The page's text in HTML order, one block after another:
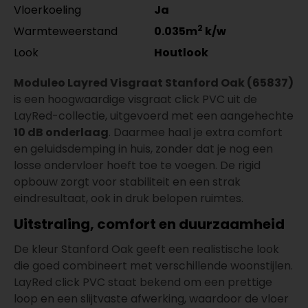
Vloerkoeling
Ja
Warmteweerstand
0.035m2 k/w
Look
Houtlook
Moduleo Layred Visgraat Stanford Oak (65837)
is een hoogwaardige visgraat click PVC uit de
LayRed-collectie, uitgevoerd met een aangehechte
10 dB onderlaag. Daarmee haal je extra comfort
en geluidsdemping in huis, zonder dat je nog een
losse ondervloer hoeft toe te voegen. De rigid
opbouw zorgt voor stabiliteit en een strak
eindresultaat, ook in druk belopen ruimtes.
Uitstraling, comfort en duurzaamheid
De kleur Stanford Oak geeft een realistische look
die goed combineert met verschillende woonstijlen.
LayRed click PVC staat bekend om een prettige
loop en een slijtvaste afwerking, waardoor de vloer